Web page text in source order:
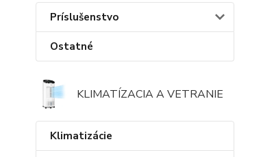
Príslušenstvo
Ostatné
KLIMATÍZACIA A VETRANIE
Klimatizácie